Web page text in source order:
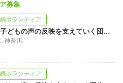
募集
ボランティア
【企画・運営】子どもの声の反映を支えていく団体のリスタートに携わってみたい方必見
神奈川
ボランティア